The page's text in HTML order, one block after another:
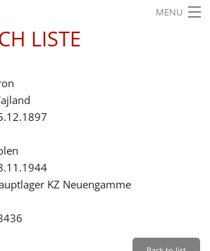
MENU
LISTE
KZ Neuengamme